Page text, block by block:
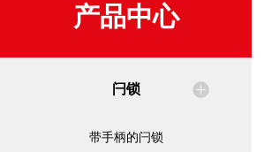
产品中心
闩锁
带手柄的闩锁